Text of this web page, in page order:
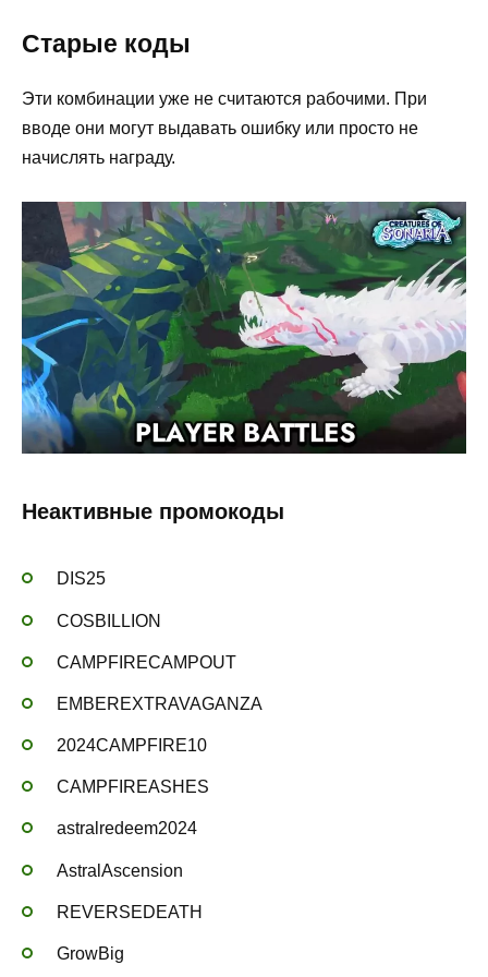
Старые коды
Эти комбинации уже не считаются рабочими. При
вводе они могут выдавать ошибку или просто не
начислять награду.
Неактивные промокоды
DIS25
COSBILLION
CAMPFIRECAMPOUT
EMBEREXTRAVAGANZA
2024CAMPFIRE10
CAMPFIREASHES
astralredeem2024
AstralAscension
REVERSEDEATH
GrowBig